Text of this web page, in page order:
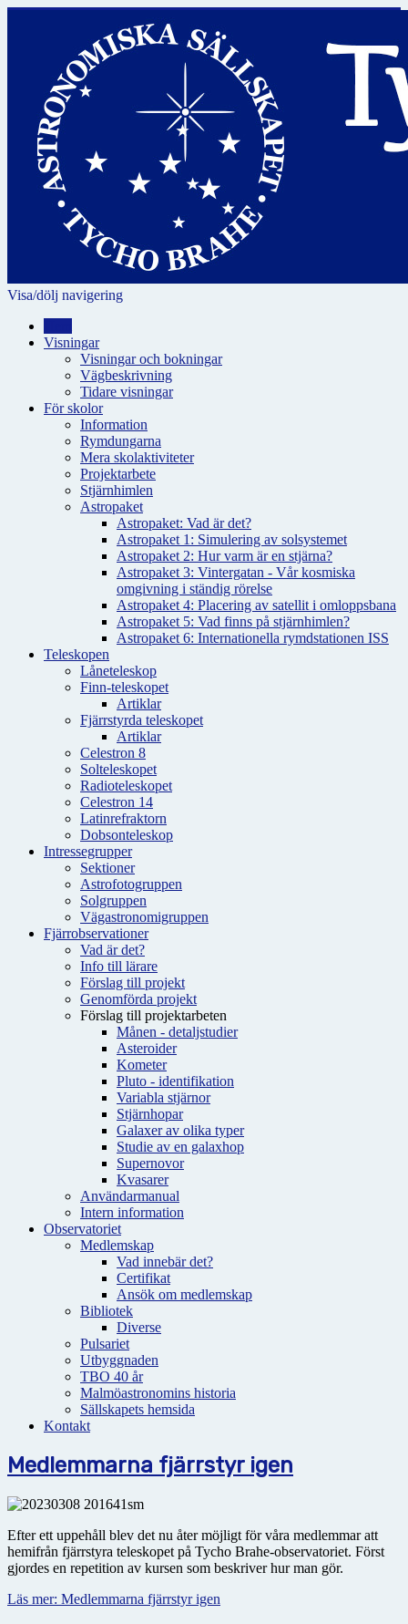
Visa/dölj navigering
Visningar
Visningar och bokningar
Vägbeskrivning
Tidare visningar
För skolor
Information
Rymdungarna
Mera skolaktiviteter
Projektarbete
Stjärnhimlen
Astropaket
Astropaket: Vad är det?
Astropaket 1: Simulering av solsystemet
Astropaket 2: Hur varm är en stjärna?
Astropaket 3: Vintergatan - Vår kosmiska
omgivning i ständig rörelse
Astropaket 4: Placering av satellit i omloppsbana
Astropaket 5: Vad finns på stjärnhimlen?
Astropaket 6: Internationella rymdstationen ISS
Teleskopen
Låneteleskop
Finn-teleskopet
Artiklar
Fjärrstyrda teleskopet
Artiklar
Celestron 8
Solteleskopet
Radioteleskopet
Celestron 14
Latinrefraktorn
Dobsonteleskop
Intressegrupper
Sektioner
Astrofotogruppen
Solgruppen
Vägastronomigruppen
Fjärrobservationer
Vad är det?
Info till lärare
Förslag till projekt
Genomförda projekt
Förslag till projektarbeten
Månen - detaljstudier
Asteroider
Kometer
Pluto - identifikation
Variabla stjärnor
Stjärnhopar
Galaxer av olika typer
Studie av en galaxhop
Supernovor
Kvasarer
Användarmanual
Intern information
Observatoriet
Medlemskap
Vad innebär det?
Certifikat
Ansök om medlemskap
Bibliotek
Diverse
Pulsariet
Utbyggnaden
TBO 40 år
Malmöastronomins historia
Sällskapets hemsida
Kontakt
Medlemmarna fjärrstyr igen
Efter ett uppehåll blev det nu åter möjligt för våra medlemmar att
hemifrån fjärrstyra teleskopet på Tycho Brahe-observatoriet. Först
gjordes en repetition av kursen som beskriver hur man gör.
Läs mer: Medlemmarna fjärrstyr igen